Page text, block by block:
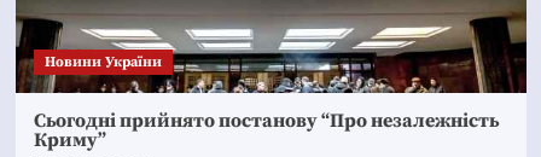
Новини України
Сьогодні прийнято постанову “Про незалежність
Криму”